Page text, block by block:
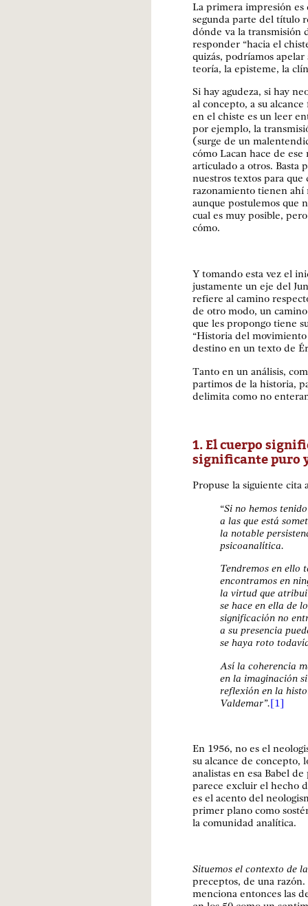
La primera impresión es
segunda parte del título
dónde va la transmisión
responder “hacia el
quizás, podríamos
teoría, la episteme, la
Si hay agudeza, si hay
al concepto, a su
en el chiste es un leer
por ejemplo, la
(surge de un
cómo Lacan hace de
articulado a otros. Basta
nuestros textos para
razonamiento tienen ahí
aunque postulemos que
cual es muy posible,
cómo.
Y tomando esta vez el
justamente un eje del
refiere al camino
de otro modo, un
que les propongo tiene
“Historia del
destino en un texto de
Tanto en un análisis,
partimos de la historia,
delimita como no
1. El cuerpo
significante puro
Propuse la siguiente
“Si no hemos
a las que está
la notable
psicoanalítica.
Tendremos en ello
encontramos en
la virtud que
se hace en ella de
significación no
a su presencia
se haya roto
Así la coherencia
en la imaginación
reflexión en la
Valdemar”.[1]
En 1956, no es el
su alcance de concepto,
analistas en esa Babel
parece excluir el hecho
es el acento del
primer plano como
la comunidad analítica.
Situemos el contexto de
preceptos, de una
menciona entonces las